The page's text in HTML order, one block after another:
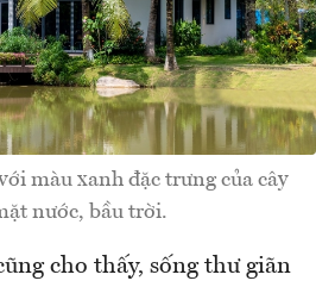
màu xanh đặc trưng của cây
nước, bầu trời.
cho thấy, sống thư giãn